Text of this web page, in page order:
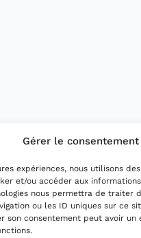
Gérer le consentement
expériences, nous utilisons
et/ou accéder aux
nous permettra de traiter
ou les ID uniques sur ce
son consentement peut avoir